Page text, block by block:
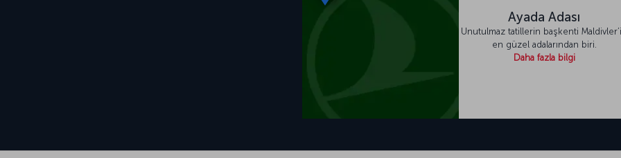
Ayada Adası
Unutulmaz tatillerin başkenti
en güzel adalarından biri.
Daha fazla bilgi